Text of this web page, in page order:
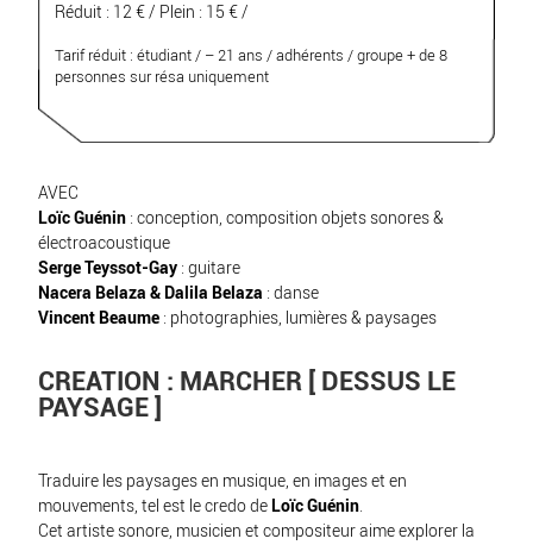
Réduit : 12 € / Plein : 15 € /
Tarif réduit : étudiant / – 21 ans / adhérents / groupe + de 8
personnes sur résa uniquement
AVEC
Loïc Guénin : conception, composition objets sonores &
électroacoustique
Serge Teyssot-Gay : guitare
Nacera Belaza & Dalila Belaza : danse
Vincent Beaume : photographies, lumières & paysages
CREATION : MARCHER [ DESSUS LE
PAYSAGE ]
Traduire les paysages en musique, en images et en
mouvements, tel est le credo de Loïc Guénin.
Cet artiste sonore, musicien et compositeur aime explorer la